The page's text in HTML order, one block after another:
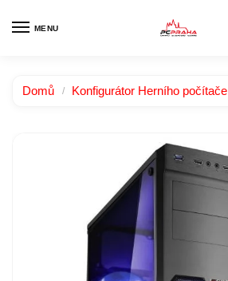
MENU
Domů / Konfigurátor Herního počítače